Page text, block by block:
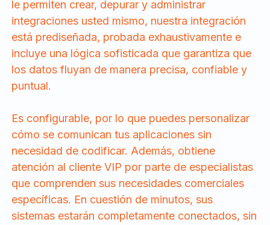
le permiten crear, depurar y administrar
integraciones usted mismo, nuestra integración
está prediseñada, probada exhaustivamente e
incluye una lógica sofisticada que garantiza que
los datos fluyan de manera precisa, confiable y
puntual.
Es configurable, por lo que puedes personalizar
cómo se comunican tus aplicaciones sin
necesidad de codificar. Además, obtiene
atención al cliente VIP por parte de especialistas
que comprenden sus necesidades comerciales
específicas. En cuestión de minutos, sus
sistemas estarán completamente conectados, sin